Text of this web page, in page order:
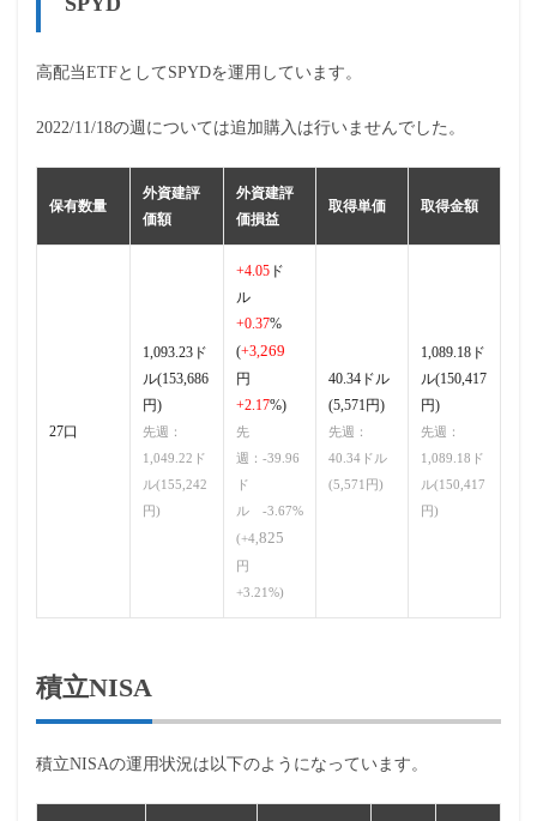
高配当ETFとしてSPYDを運用しています。
2022/11/18の週については追加購入は行いませんでした。
保有数量
外資建評
価額
外資建評
価損益
取得単価 取得金額
27口
1,093.23ド
ル(153,686
円)
先週：
1,049.22ド
ル(155,242
円)
+4.05 ド
ル
+0.37%
(+3,269
円
+2.17%)
先
週：-39.96
ド
ル -3.67%
(+4, 825
円
+3.21%)
40.34ドル
(5,571円)
先週：
40.34ドル
(5,571円)
1,089.18ド
ル(150,417
円)
先週：
1,089.18ド
ル(150,417
円)
積立NISA
積立NISAの運用状況は以下のようになっています。